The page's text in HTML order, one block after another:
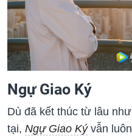
Ngự Giao Ký
Dù đã kết thúc từ lâu
tại, Ngự Giao Kývẫn